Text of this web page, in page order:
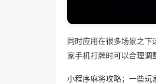
同时应用在很多场景之下
家手机打牌时可以合理调
小程序麻将攻略；一些玩